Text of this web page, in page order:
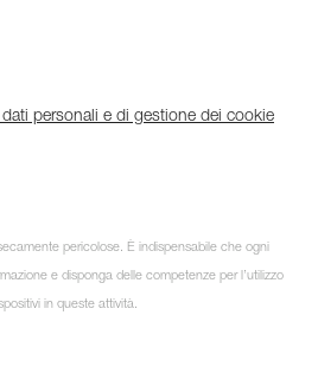
personali e di gestione dei cookie
pericolose. È indispensabile che ogni
e disponga delle competenze per l’utilizzo
in queste attività.